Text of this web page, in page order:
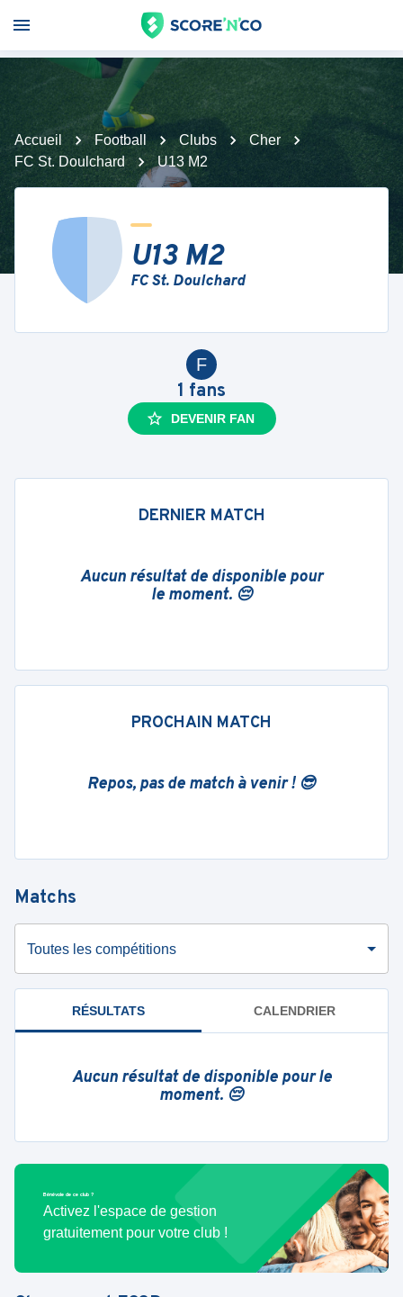
Accueil Football Clubs
Cher
FC St. Doulchard
U13 M2
U13 M2
FC St. Doulchard
F
1 fans
DEVENIR FAN
DERNIER MATCH
Aucun résultat de disponible pour
le moment. 😔
PROCHAIN MATCH
Repos, pas de match à venir ! 😎
Matchs
Toutes les compétitions
RÉSULTATS CALENDRIER
Aucun résultat de disponible pour le
moment. 😔
Bénévole de ce club ?
Activez l'espace de gestion
gratuitement pour votre club !